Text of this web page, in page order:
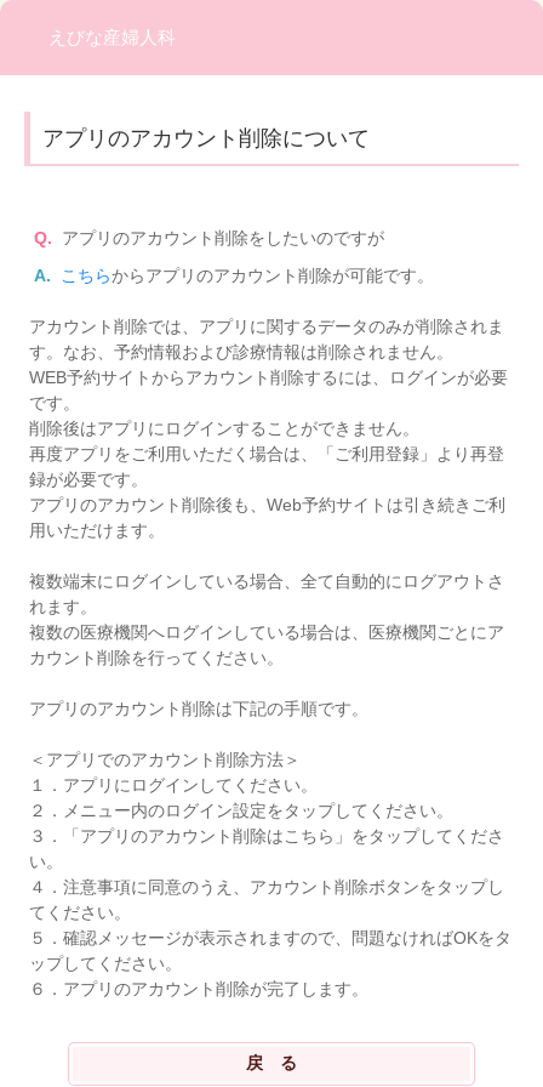
えびな産婦人科
アプリのアカウント削除について
Q.
アプリのアカウント削除をしたいのですが
A.
こちらからアプリのアカウント削除が可能です。
アカウント削除では、アプリに関するデータのみが削除されま
す。なお、予約情報および診療情報は削除されません。
WEB予約サイトからアカウント削除するには、ログインが必要
です。
削除後はアプリにログインすることができません。
再度アプリをご利用いただく場合は、「ご利用登録」より再登
録が必要です。
アプリのアカウント削除後も、Web予約サイトは引き続きご利
用いただけます。
複数端末にログインしている場合、全て自動的にログアウトさ
れます。
複数の医療機関へログインしている場合は、医療機関ごとにア
カウント削除を行ってください。
アプリのアカウント削除は下記の手順です。
＜アプリでのアカウント削除方法＞
１．アプリにログインしてください。
２．メニュー内のログイン設定をタップしてください。
３．「アプリのアカウント削除はこちら」をタップしてくださ
い。
４．注意事項に同意のうえ、アカウント削除ボタンをタップし
てください。
５．確認メッセージが表示されますので、問題なければOKをタ
ップしてください。
６．アプリのアカウント削除が完了します。